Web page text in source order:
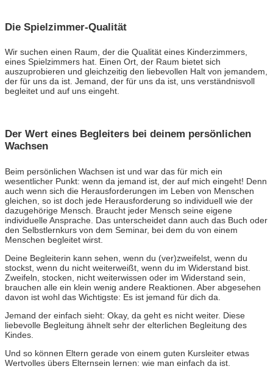
Die Spielzimmer-Qualität
Wir suchen einen Raum, der die Qualität eines Kinderzimmers,
eines Spielzimmers hat. Einen Ort, der Raum bietet sich
auszuprobieren und gleichzeitig den liebevollen Halt von jemandem,
der für uns da ist. Jemand, der für uns da ist, uns verständnisvoll
begleitet und auf uns eingeht.
Der Wert eines Begleiters bei deinem persönlichen
Wachsen
Beim persönlichen Wachsen ist und war das für mich ein
wesentlicher Punkt: wenn da jemand ist, der auf mich eingeht! Denn
auch wenn sich die Herausforderungen im Leben von Menschen
gleichen, so ist doch jede Herausforderung so individuell wie der
dazugehörige Mensch. Braucht jeder Mensch seine eigene
individuelle Ansprache. Das unterscheidet dann auch das Buch oder
den Selbstlernkurs von dem Seminar, bei dem du von einem
Menschen begleitet wirst.
Deine Begleiterin kann sehen, wenn du (ver)zweifelst, wenn du
stockst, wenn du nicht weiterweißt, wenn du im Widerstand bist.
Zweifeln, stocken, nicht weiterwissen oder im Widerstand sein,
brauchen alle ein klein wenig andere Reaktionen. Aber abgesehen
davon ist wohl das Wichtigste: Es ist jemand für dich da.
Jemand der einfach sieht: Okay, da geht es nicht weiter. Diese
liebevolle Begleitung ähnelt sehr der elterlichen Begleitung des
Kindes.
Und so können Eltern gerade von einem guten Kursleiter etwas
Wertvolles übers Elternsein lernen: wie man einfach da ist.